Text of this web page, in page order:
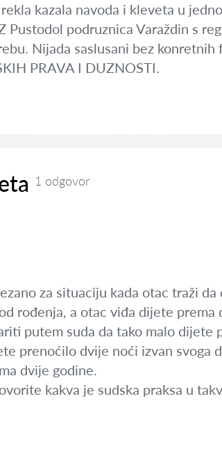
kazala navoda i kleveta u
Pustodol podruznica Varaždin s
Nijada saslusani bez
PRAVA I DUZNOSTI.
1 odgovor
za situaciju kada otac traži
rođenja, a otac viđa dijete prema
putem suda da tako malo
prenoćilo dvije noći izvan svoga
dvije godine.
kakva je sudska praksa u